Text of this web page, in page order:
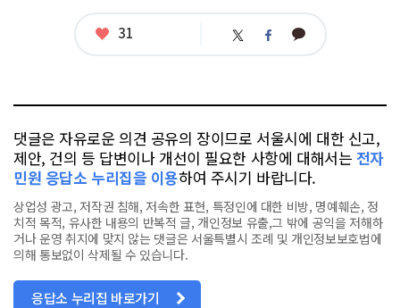
좋
31 트 페 카
댓글은 자유로운 의견 공유의 장이므로 서울시에 대한 신고,
제안, 건의 등 답변이나 개선이 필요한 사항에 대해서는 전자
민원 응답소 누리집을 이용하여 주시기 바랍니다.
상업성 광고, 저작권 침해, 저속한 표현, 특정인에 대한 비방, 명예훼손, 정
치적 목적, 유사한 내용의 반복적 글, 개인정보 유출,그 밖에 공익을 저해하
거나 운영 취지에 맞지 않는 댓글은 서울특별시 조례 및 개인정보보호법에
의해 통보없이 삭제될 수 있습니다.
응답소 누리집 바로가기